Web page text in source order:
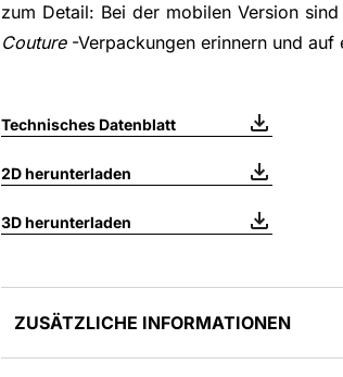
zum Detail: Bei der mobilen Version
Couture-Verpackungen erinnern und auf
Technisches Datenblatt
2D herunterladen
3D herunterladen
ZUSÄTZLICHE INFORMATIONEN